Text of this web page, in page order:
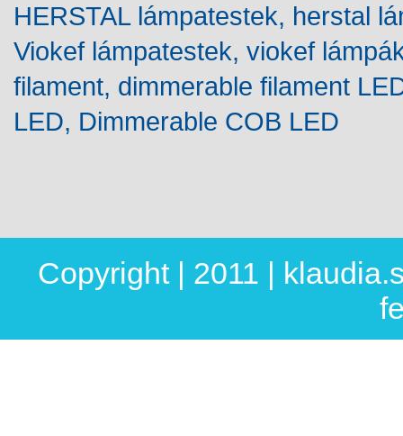
HERSTAL lámpatestek, herstal
Viokef lámpatestek, viokef
filament, dimmerable filament
LED, Dimmerable COB LED
Copyright | 2011 |